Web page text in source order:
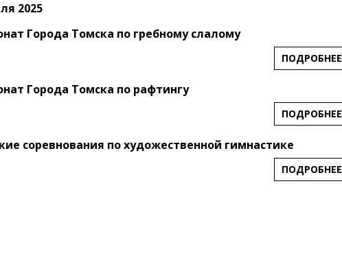
2025
Города Томска по гребному слалому
ПОДРОБНЕЕ
Города Томска по рафтингу
ПОДРОБНЕЕ
соревнования по художественной гимнастике
ПОДРОБНЕЕ